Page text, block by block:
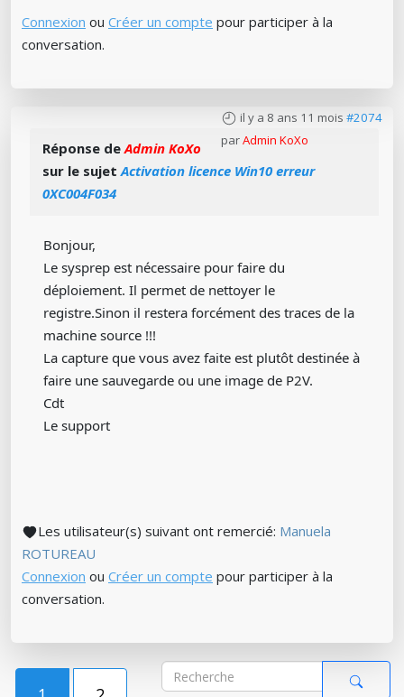
Connexion ou Créer un compte pour participer à la
conversation.
il y a 8 ans 11 mois #2074
parAdmin KoXo
Réponse deAdmin KoXo
sur le sujetActivation licence Win10 erreur
0XC004F034
Bonjour,
Le sysprep est nécessaire pour faire du
déploiement. Il permet de nettoyer le
registre.Sinon il restera forcément des traces de la
machine source !!!
La capture que vous avez faite est plutôt destinée à
faire une sauvegarde ou une image de P2V.
Cdt
Le support
Les utilisateur(s) suivant ont remercié: Manuela
ROTUREAU
Connexion ou Créer un compte pour participer à la
conversation.